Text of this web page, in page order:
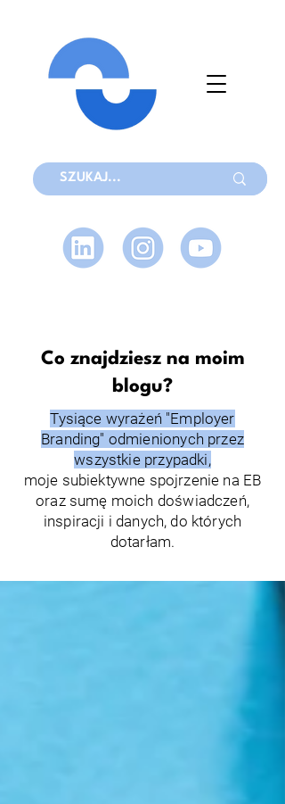
Co znajdziesz na moim
blogu?
Tysiące wyrażeń "Employer
Branding" odmienionych przez
wszystkie przypadki,
moje subiektywne spojrzenie na EB
oraz sumę moich doświadczeń,
inspiracji i danych, do których
dotarłam.